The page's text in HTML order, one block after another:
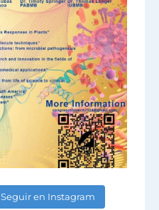
Seguir en Instagram